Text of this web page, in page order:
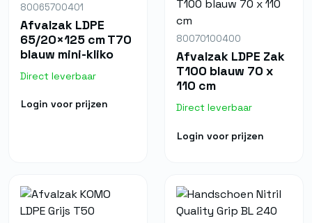
80065700401
Afvalzak LDPE
65/20×125 cm T70
blauw mini-kliko
Direct leverbaar
Login voor prijzen
80070100400
Afvalzak LDPE Zak
T100 blauw 70 x
110 cm
Direct leverbaar
Login voor prijzen